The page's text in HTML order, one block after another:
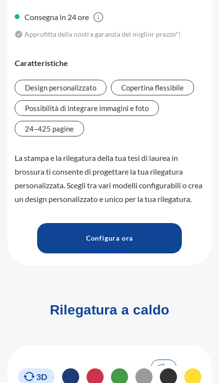
Consegna in 24 ore
Approfitta della nostra garanzia del miglior prezzo*!
Caratteristiche
Design personalizzato Copertina flessibile
Possibilità di integrare immagini e foto
24–425 pagine
La stampa e la rilegatura della tua tesi di laurea in
brossura ti consente di progettare la tua rilegatura
personalizzata. Scegli tra vari modelli configurabili o crea
un design personalizzato e unico per la tua rilegatura.
Configura ora
Rilegatura a caldo
3D